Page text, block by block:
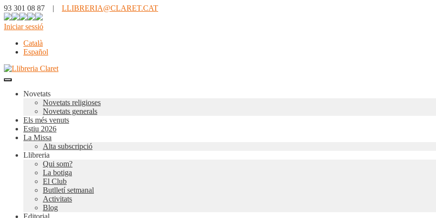
93 301 08 87 | LLIBRERIA@CLARET.CAT
Iniciar sessió
Català
Español
Novetats
Novetats religioses
Novetats generals
Els més venuts
Estiu 2026
La Missa
Alta subscripció
Llibreria
Qui som?
La botiga
El Club
Butlletí setmanal
Activitats
Blog
Editorial